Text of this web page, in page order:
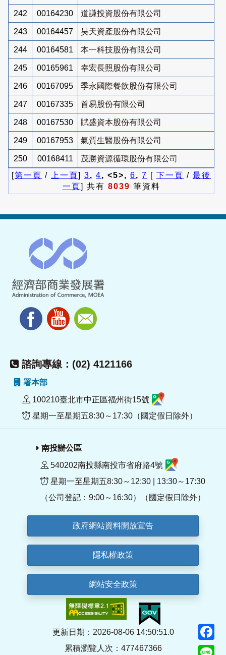
242 00164230 道謙投資股份有限公司
243 00164457 昊天資產股份有限公司
244 00164581 本一科技股份有限公司
245 00165961 幸宏長照股份有限公司
246 00167095 季永國際餐飲股份有限公司
247 00167335 首易股份有限公司
248 00167530 賦盛資本股份有限公司
249 00167953 氣質生醫股份有限公司
250 00168411
茂勝資源循環股份有限公司
[第一頁 / 上一頁] 3, 4, <5>, 6, 7 [ 下一頁 / 最後
一頁] 共有 8039 筆資料
諮詢專線：(02) 4121166
署本部
100210臺北市中正區福州街15號
星期一至星期五8:30～17:30（國定假日除外）
南投辦公區
540202南投縣南投市省府路4號
星期一至星期五8:30～12:30 | 13:30～17:30
（公司登記：9:00～16:30）（國定假日除外）
政府網站資料開放宣告
隱私權政策
網站安全政策
更新日期：2026-08-06 14:50:51.0
累積瀏覽人次：477467366